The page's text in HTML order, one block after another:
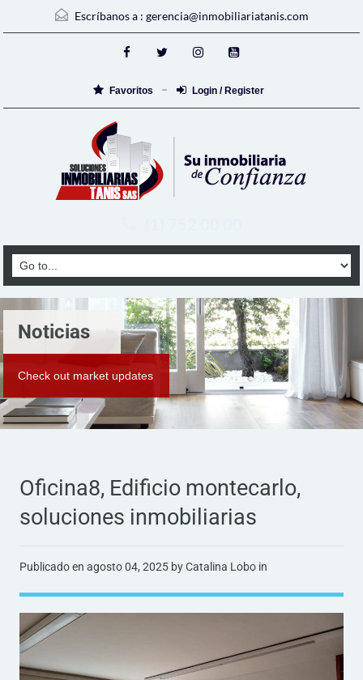
Escríbanos a : gerencia@inmobiliariatanis.com
Favoritos Login / Register
Noticias
Check out market updates
Oficina8, Edificio montecarlo,
soluciones inmobiliarias
Publicado en agosto 04, 2025 by Catalina Lobo in